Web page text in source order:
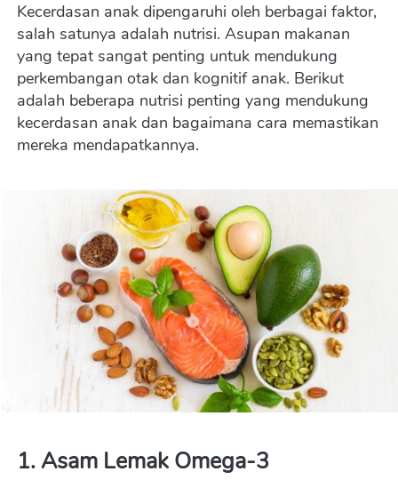
Kecerdasan anak dipengaruhi oleh berbagai faktor,
salah satunya adalah nutrisi. Asupan makanan
yang tepat sangat penting untuk mendukung
perkembangan otak dan kognitif anak. Berikut
adalah beberapa nutrisi penting yang mendukung
kecerdasan anak dan bagaimana cara memastikan
mereka mendapatkannya.
1. Asam Lemak Omega-3